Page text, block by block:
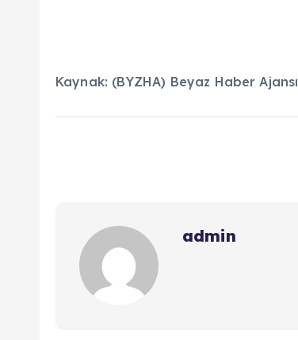
Kaynak: (BYZHA) Beyaz Haber Ajansı
admin